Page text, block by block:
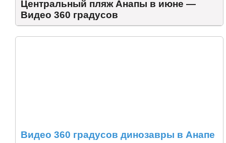
Центральный пляж Анапы в июне —
Видео 360 градусов
Видео 360 градусов динозавры в Анапе